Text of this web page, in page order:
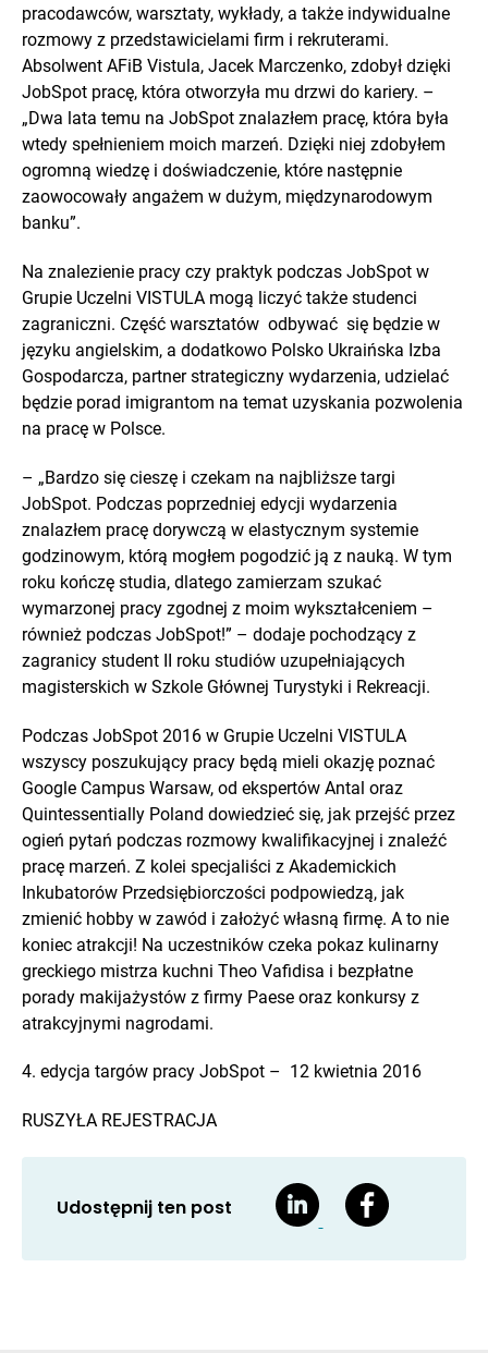
pracodawców, warsztaty, wykłady, a także indywidualne
rozmowy z przedstawicielami firm i rekruterami.
Absolwent AFiB Vistula, Jacek Marczenko, zdobył dzięki
JobSpot pracę, która otworzyła mu drzwi do kariery. –
„Dwa lata temu na JobSpot znalazłem pracę, która była
wtedy spełnieniem moich marzeń. Dzięki niej zdobyłem
ogromną wiedzę i doświadczenie, które następnie
zaowocowały angażem w dużym, międzynarodowym
banku”.
Na znalezienie pracy czy praktyk podczas JobSpot w
Grupie Uczelni VISTULA mogą liczyć także studenci
zagraniczni. Część warsztatów odbywać się będzie w
języku angielskim, a dodatkowo Polsko Ukraińska Izba
Gospodarcza, partner strategiczny wydarzenia, udzielać
będzie porad imigrantom na temat uzyskania pozwolenia
na pracę w Polsce.
– „Bardzo się cieszę i czekam na najbliższe targi
JobSpot. Podczas poprzedniej edycji wydarzenia
znalazłem pracę dorywczą w elastycznym systemie
godzinowym, którą mogłem pogodzić ją z nauką. W tym
roku kończę studia, dlatego zamierzam szukać
wymarzonej pracy zgodnej z moim wykształceniem –
również podczas JobSpot!” – dodaje pochodzący z
zagranicy student II roku studiów uzupełniających
magisterskich w Szkole Głównej Turystyki i Rekreacji.
Podczas JobSpot 2016 w Grupie Uczelni VISTULA
wszyscy poszukujący pracy będą mieli okazję poznać
Google Campus Warsaw, od ekspertów Antal oraz
Quintessentially Poland dowiedzieć się, jak przejść przez
ogień pytań podczas rozmowy kwalifikacyjnej i znaleźć
pracę marzeń. Z kolei specjaliści z Akademickich
Inkubatorów Przedsiębiorczości podpowiedzą, jak
zmienić hobby w zawód i założyć własną firmę. A to nie
koniec atrakcji! Na uczestników czeka pokaz kulinarny
greckiego mistrza kuchni Theo Vafidisa i bezpłatne
porady makijażystów z firmy Paese oraz konkursy z
atrakcyjnymi nagrodami.
4. edycja targów pracy JobSpot – 12 kwietnia 2016
RUSZYŁA REJESTRACJA
Udostępnij ten post